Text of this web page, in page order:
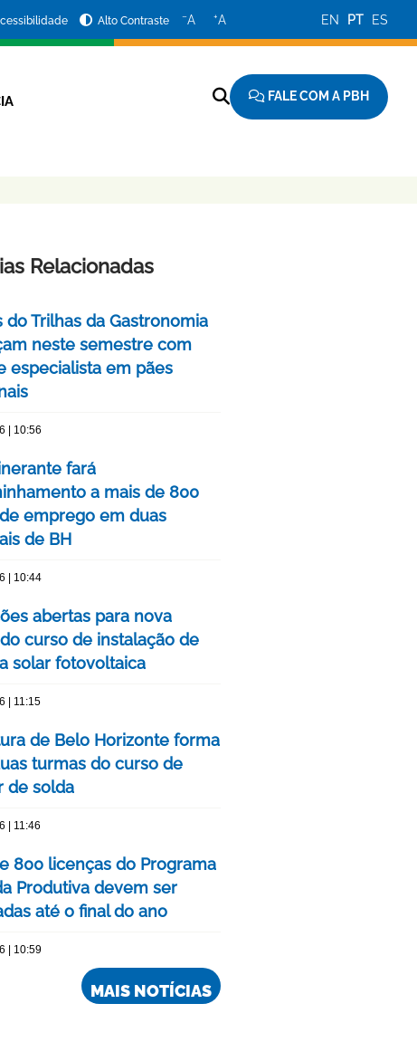
Alto Contraste −A +A EN PT ES
FALE COM A PBH
Relacionadas
do Trilhas da Gastronomia
neste semestre com
especialista em pães
| 10:56
fará
a mais de 800
emprego em duas
de BH
| 10:44
abertas para nova
curso de instalação de
solar fotovoltaica
| 11:15
de Belo Horizonte forma
turmas do curso de
de solda
| 11:46
800 licenças do Programa
Produtiva devem ser
até o final do ano
| 10:59
MAIS NOTÍCIAS